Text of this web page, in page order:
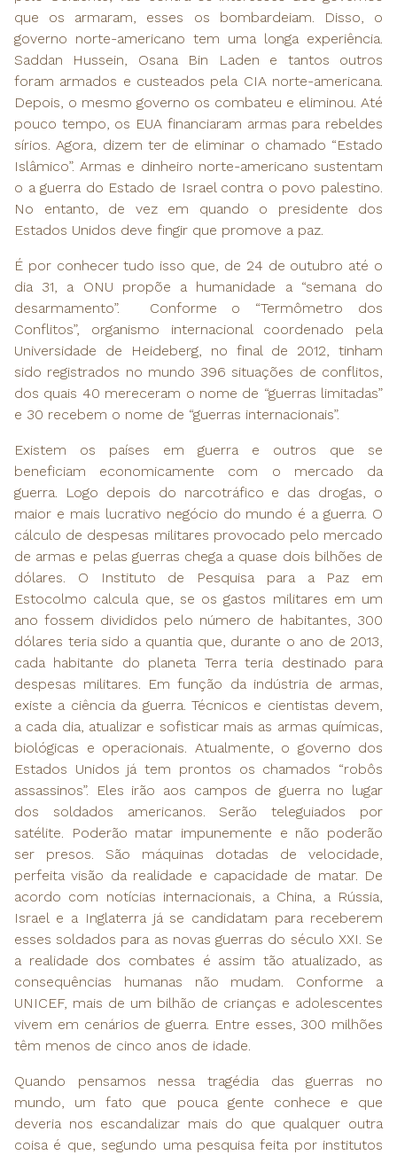
que os armaram, esses os bombardeiam. Disso, o
governo norte-americano tem uma longa experiência.
Saddan Hussein, Osana Bin Laden e tantos outros
foram armados e custeados pela CIA norte-americana.
Depois, o mesmo governo os combateu e eliminou. Até
pouco tempo, os EUA financiaram armas para rebeldes
sírios. Agora, dizem ter de eliminar o chamado “Estado
Islâmico”. Armas e dinheiro norte-americano sustentam
o a guerra do Estado de Israel contra o povo palestino.
No entanto, de vez em quando o presidente dos
Estados Unidos deve fingir que promove a paz.
É por conhecer tudo isso que, de 24 de outubro até o
dia 31, a ONU propõe a humanidade a “semana do
desarmamento”. Conforme o “Termômetro dos
Conflitos”, organismo internacional coordenado pela
Universidade de Heideberg, no final de 2012, tinham
sido registrados no mundo 396 situações de conflitos,
dos quais 40 mereceram o nome de “guerras limitadas”
e 30 recebem o nome de “guerras internacionais”.
Existem os países em guerra e outros que se
beneficiam economicamente com o mercado da
guerra. Logo depois do narcotráfico e das drogas, o
maior e mais lucrativo negócio do mundo é a guerra. O
cálculo de despesas militares provocado pelo mercado
de armas e pelas guerras chega a quase dois bilhões de
dólares. O Instituto de Pesquisa para a Paz em
Estocolmo calcula que, se os gastos militares em um
ano fossem divididos pelo número de habitantes, 300
dólares teria sido a quantia que, durante o ano de 2013,
cada habitante do planeta Terra teria destinado para
despesas militares. Em função da indústria de armas,
existe a ciência da guerra. Técnicos e cientistas devem,
a cada dia, atualizar e sofisticar mais as armas químicas,
biológicas e operacionais. Atualmente, o governo dos
Estados Unidos já tem prontos os chamados “robôs
assassinos”. Eles irão aos campos de guerra no lugar
dos soldados americanos. Serão teleguiados por
satélite. Poderão matar impunemente e não poderão
ser presos. São máquinas dotadas de velocidade,
perfeita visão da realidade e capacidade de matar. De
acordo com notícias internacionais, a China, a Rússia,
Israel e a Inglaterra já se candidatam para receberem
esses soldados para as novas guerras do século XXI. Se
a realidade dos combates é assim tão atualizado, as
consequências humanas não mudam. Conforme a
UNICEF, mais de um bilhão de crianças e adolescentes
vivem em cenários de guerra. Entre esses, 300 milhões
têm menos de cinco anos de idade.
Quando pensamos nessa tragédia das guerras no
mundo, um fato que pouca gente conhece e que
deveria nos escandalizar mais do que qualquer outra
coisa é que, segundo uma pesquisa feita por institutos